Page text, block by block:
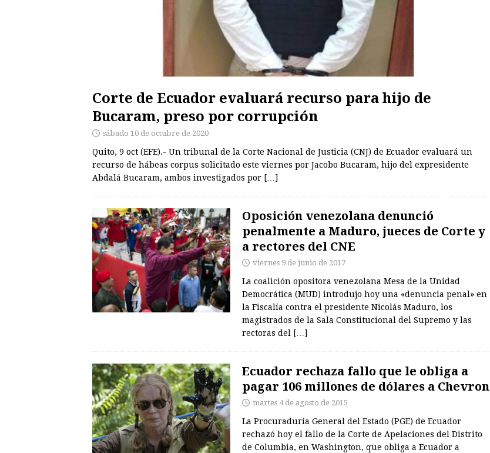
Corte de Ecuador evaluará recurso para hijo de
Bucaram, preso por corrupción
sábado 10 de octubre de 2020
Quito, 9 oct (EFE).- Un tribunal de la Corte Nacional de Justicia (CNJ) de Ecuador evaluará un
recurso de hábeas corpus solicitado este viernes por Jacobo Bucaram, hijo del expresidente
Abdalá Bucaram, ambos investigados por […]
Oposición venezolana denunció
penalmente a Maduro, jueces de Corte y
a rectores del CNE
viernes 9 de junio de 2017
La coalición opositora venezolana Mesa de la Unidad
Democrática (MUD) introdujo hoy una «denuncia penal» en
la Fiscalía contra el presidente Nicolás Maduro, los
magistrados de la Sala Constitucional del Supremo y las
rectoras del
[…]
Ecuador rechaza fallo que le obliga a
pagar 106 millones de dólares a Chevron
martes 4 de agosto de 2015
La Procuraduría General del Estado (PGE) de Ecuador
rechazó hoy el fallo de la Corte de Apelaciones del Distrito
de Columbia, en Washington, que obliga a Ecuador a